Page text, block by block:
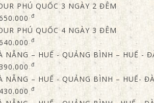
PHÚ QUỐC 3 NGÀY 2 ĐÊM
đ
PHÚ QUỐC 4 NGÀY 3 ĐÊM
đ
NẴNG – HUẾ - QUẢNG BÌNH – HUẾ -
đ
NẴNG – HUẾ - QUẢNG BÌNH – HUẾ-
đ